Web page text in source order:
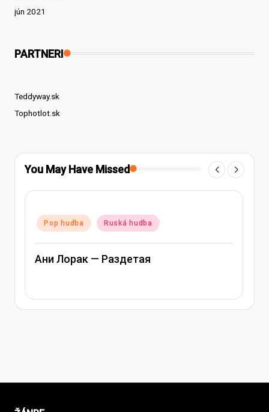
jún 2021
PARTNERI
Teddyway.sk
Tophotlot.sk
You May Have Missed
hudba
Posted